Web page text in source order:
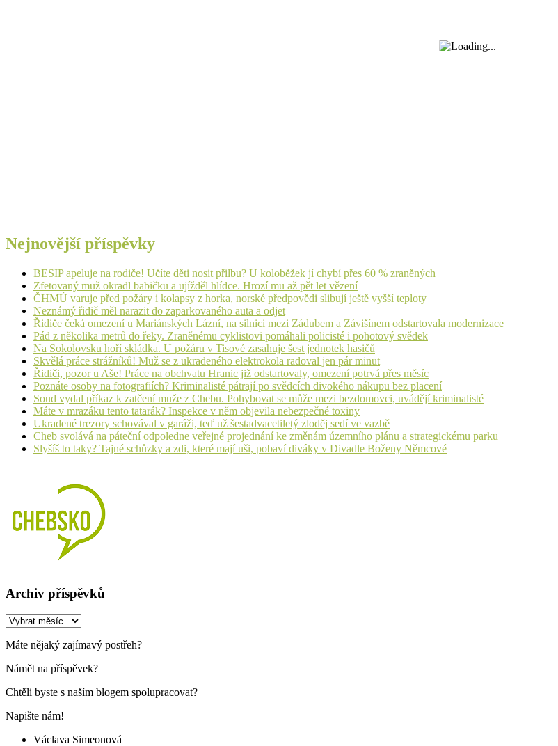
Nejnovější příspěvky
BESIP apeluje na rodiče! Učíte děti nosit přilbu? U koloběžek jí chybí přes 60 % zraněných
Zfetovaný muž okradl babičku a ujížděl hlídce. Hrozí mu až pět let vězení
ČHMÚ varuje před požáry i kolapsy z horka, norské předpovědi slibují ještě vyšší teploty
Neznámý řidič měl narazit do zaparkovaného auta a odjet
Řidiče čeká omezení u Mariánských Lázní, na silnici mezi Zádubem a Závišínem odstartovala modernizace
Pád z několika metrů do řeky. Zraněnému cyklistovi pomáhali policisté i pohotový svědek
Na Sokolovsku hoří skládka. U požáru v Tisové zasahuje šest jednotek hasičů
Skvělá práce strážníků! Muž se z ukradeného elektrokola radoval jen pár minut
Řidiči, pozor u Aše! Práce na obchvatu Hranic již odstartovaly, omezení potrvá přes měsíc
Poznáte osoby na fotografiích? Kriminalisté pátrají po svědcích divokého nákupu bez placení
Soud vydal příkaz k zatčení muže z Chebu. Pohybovat se může mezi bezdomovci, uvádějí kriminalisté
Máte v mrazáku tento tatarák? Inspekce v něm objevila nebezpečné toxiny
Ukradené trezory schovával v garáži, teď už šestadvacetiletý zloděj sedí ve vazbě
Cheb svolává na páteční odpoledne veřejné projednání ke změnám územního plánu a strategickému parku
Slyšíš to taky? Tajné schůzky a zdi, které mají uši, pobaví diváky v Divadle Boženy Němcové
Archiv příspěvků
Archiv
Máte nějaký zajímavý postřeh?
Námět na příspěvek?
Chtěli byste s naším blogem spolupracovat?
Napište nám!
Václava Simeonová